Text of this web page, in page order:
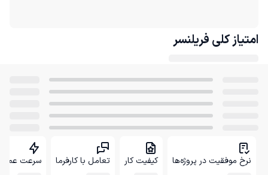
امتیاز کلی فریلنسر
نرخ موفقیت در پروژه‌ها کیفیت کار تعامل با کارفرما سرعت عمل